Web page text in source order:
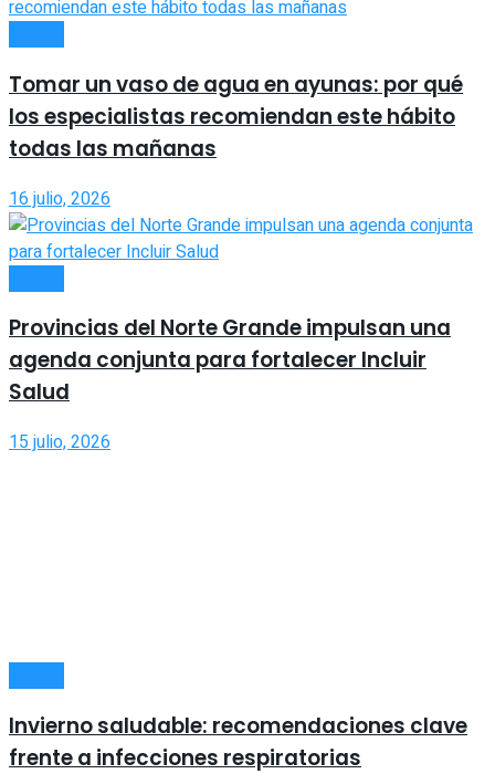
Tomar un vaso de agua en ayunas: por qué
los especialistas recomiendan este hábito
todas las mañanas
16 julio, 2026
Provincias del Norte Grande impulsan una
agenda conjunta para fortalecer Incluir
Salud
15 julio, 2026
Invierno saludable: recomendaciones clave
frente a infecciones respiratorias